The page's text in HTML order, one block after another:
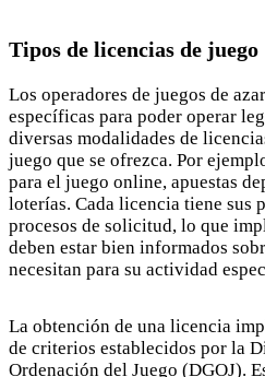
Tipos de licencias de juego
Los operadores de juegos de
específicas para poder operar
diversas modalidades de
juego que se ofrezca. Por
para el juego online, apuestas
loterías. Cada licencia tiene sus
procesos de solicitud, lo que
deben estar bien informados
necesitan para su actividad
La obtención de una licencia
de criterios establecidos por la
Ordenación del Juego (DGOJ).